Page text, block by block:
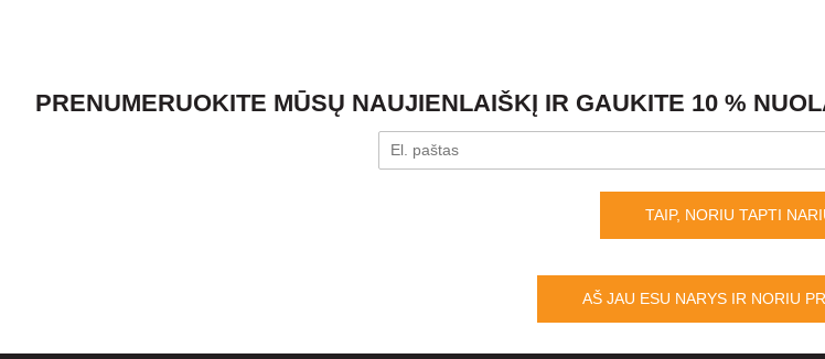
PRENUMERUOKITE MŪSŲ NAUJIENLAIŠKĮ IR GAUKITE 10 %
TAIP, NORIU TAPTI
AŠ JAU ESU NARYS IR NORIU